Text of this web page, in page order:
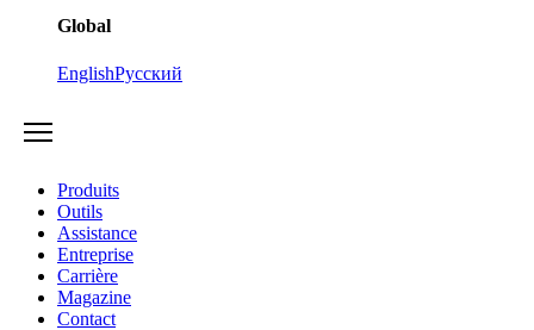
Global
EnglishРусский
Produits
Outils
Assistance
Entreprise
Carrière
Magazine
Contact